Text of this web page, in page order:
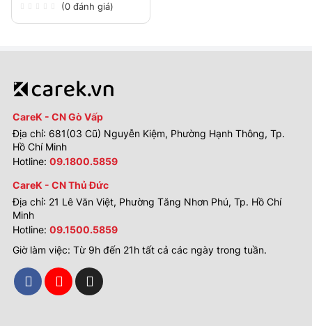
(0 đánh giá)
CareK - CN Gò Vấp
Địa chỉ: 681(03 Cũ) Nguyễn Kiệm, Phường Hạnh Thông, Tp.
Hồ Chí Minh
Hotline: 09.1800.5859
CareK - CN Thủ Đức
Địa chỉ: 21 Lê Văn Việt, Phường Tăng Nhơn Phú, Tp. Hồ Chí
Minh
Hotline: 09.1500.5859
Giờ làm việc: Từ 9h đến 21h tất cả các ngày trong tuần.